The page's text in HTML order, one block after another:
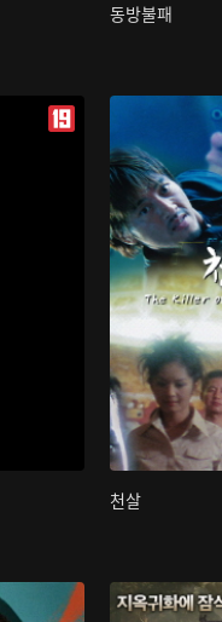
동방불패
천살